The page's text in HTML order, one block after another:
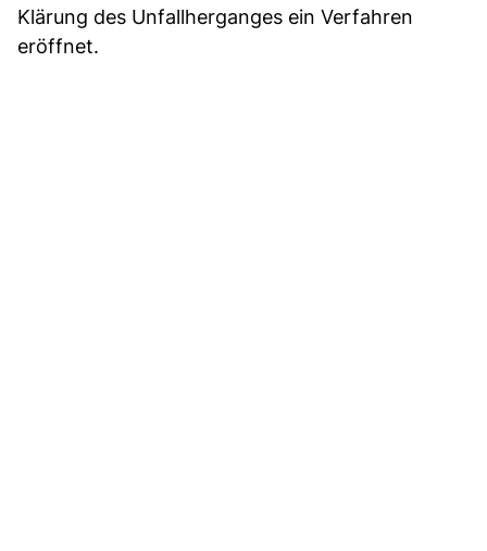
Klärung des Unfallherganges ein Verfahren
eröffnet.